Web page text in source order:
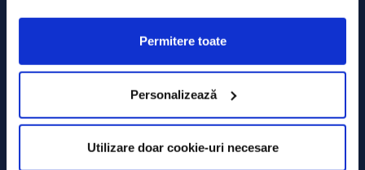
Permitere toate
Personalizează
Utilizare doar cookie-uri necesare
Cookie policy